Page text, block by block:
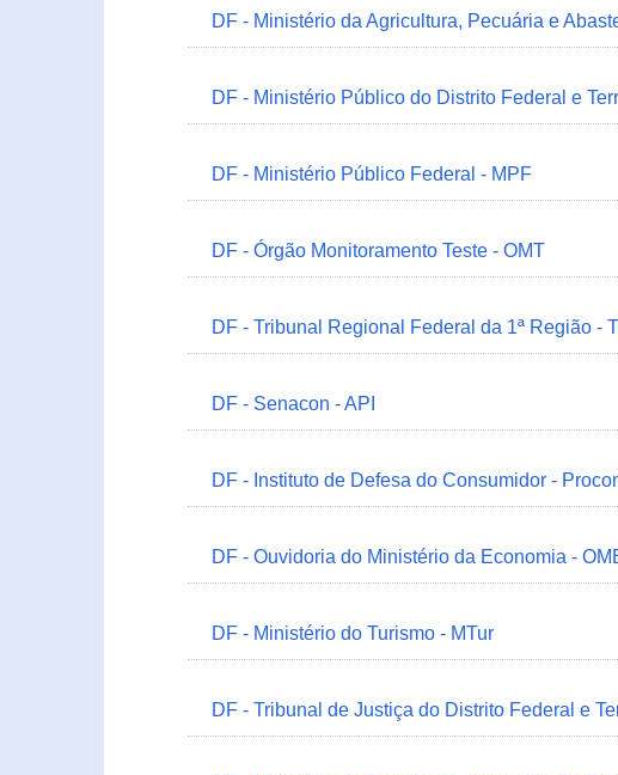
DF - Ministério da Agricultura, Pecuária e
DF - Ministério Público do Distrito Federal e
DF - Ministério Público Federal - MPF
DF - Órgão Monitoramento Teste - OMT
DF - Tribunal Regional Federal da 1ª Região -
DF - Senacon - API
DF - Instituto de Defesa do Consumidor -
DF - Ouvidoria do Ministério da Economia -
DF - Ministério do Turismo - MTur
DF - Tribunal de Justiça do Distrito Federal e